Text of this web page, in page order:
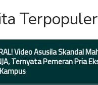
Terpopuler